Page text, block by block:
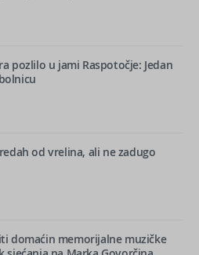
pozlilo u jami Raspotočje: Jedan
od vrelina, ali ne zadugo
domaćin memorijalne muzičke